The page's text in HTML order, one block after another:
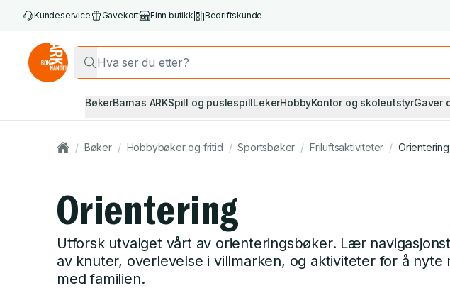
Kundeservice Gavekort Finn butikk Bedriftskunde
BøkerBarnas ARKSpill og puslespillLekerHobbyKontor og skoleutstyrGaver
/ Bøker / Hobbybøker og fritid / Sportsbøker / Friluftsaktiviteter / Orientering
Orientering
Utforsk utvalget vårt av orienteringsbøker. Lær
av knuter, overlevelse i villmarken, og aktiviteter for å nyte
med familien.